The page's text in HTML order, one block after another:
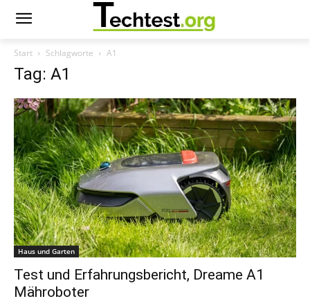
Start Schlagworte A1
Tag: A1
Haus und Garten
Test und Erfahrungsbericht, Dreame A1
Mähroboter